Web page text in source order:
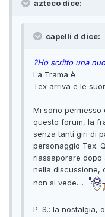
azteco dice:
capelli d dice:
?Ho scritto una
La Trama è
Tex arriva e le
Mi sono
questo forum, la
senza tanti giri di
personaggio Tex.
riassaporare dopo
nella discussione,
non si vede....
P. S.: la nostalgia,